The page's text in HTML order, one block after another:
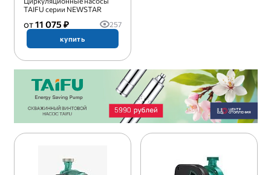
TAIFU серии NEWSTAR
11 075 ₽
257
купить